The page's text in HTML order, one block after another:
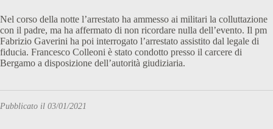
Nel corso della notte l’arrestato ha ammesso ai militari la colluttazione
con il padre, ma ha affermato di non ricordare nulla dell’evento. Il pm
Fabrizio Gaverini ha poi interrogato l’arrestato assistito dal legale di
fiducia. Francesco Colleoni è stato condotto presso il carcere di
Bergamo a disposizione dell’autorità giudiziaria.
Pubblicato il 03/01/2021